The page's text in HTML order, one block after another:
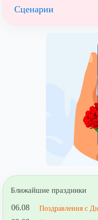
Сценарии
Ближайшие праздники
06.08 Поздравления с